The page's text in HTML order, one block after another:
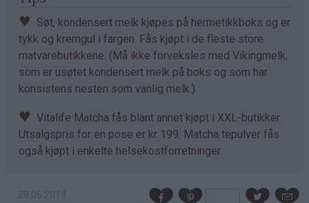
♥ Søt, kondensert melk kjøpes på hermetikkboks og er
tykk og kremgul i fargen. Fås kjøpt i de fleste store
matvarebutikkene. (Må ikke forveksles med Vikingmelk,
som er usøtet kondensert melk på boks og som har
konsistens nesten som vanlig melk.)
♥ Vitalife Matcha fås blant annet kjøpt i XXL-butikker.
Utsalgspris for en pose er kr 199. Matcha tepulver fås
også kjøpt i enkelte helsekostforretninger.